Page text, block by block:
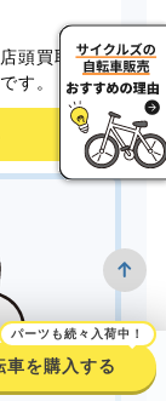
頭買取」
す。
パーツも続々入荷中！
車を購入する